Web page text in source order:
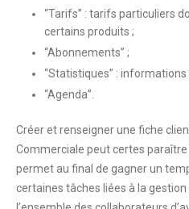
“Tarifs” : tarifs particuliers
certains produits ;
“Abonnements” ;
“Statistiques” :
“Agenda”.
Créer et renseigner une fiche
Commerciale peut certes
permet au final de gagner un
certaines tâches liées à la